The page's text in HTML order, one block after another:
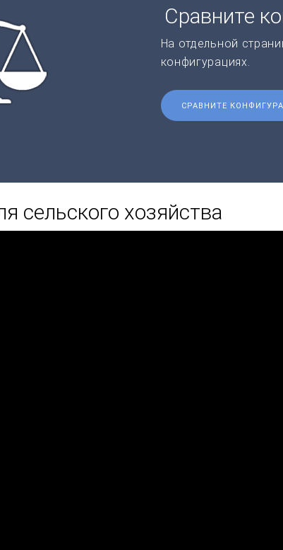
Сравните
На отдельной
конфигурациях.
СРАВНИТЕ
сельского хозяйства